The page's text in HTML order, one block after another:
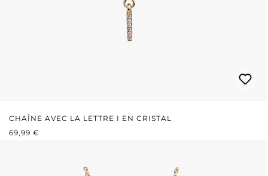
CHAÎNE AVEC LA LETTRE I EN CRISTAL
PRIX RÉGULIER :
69,99 €